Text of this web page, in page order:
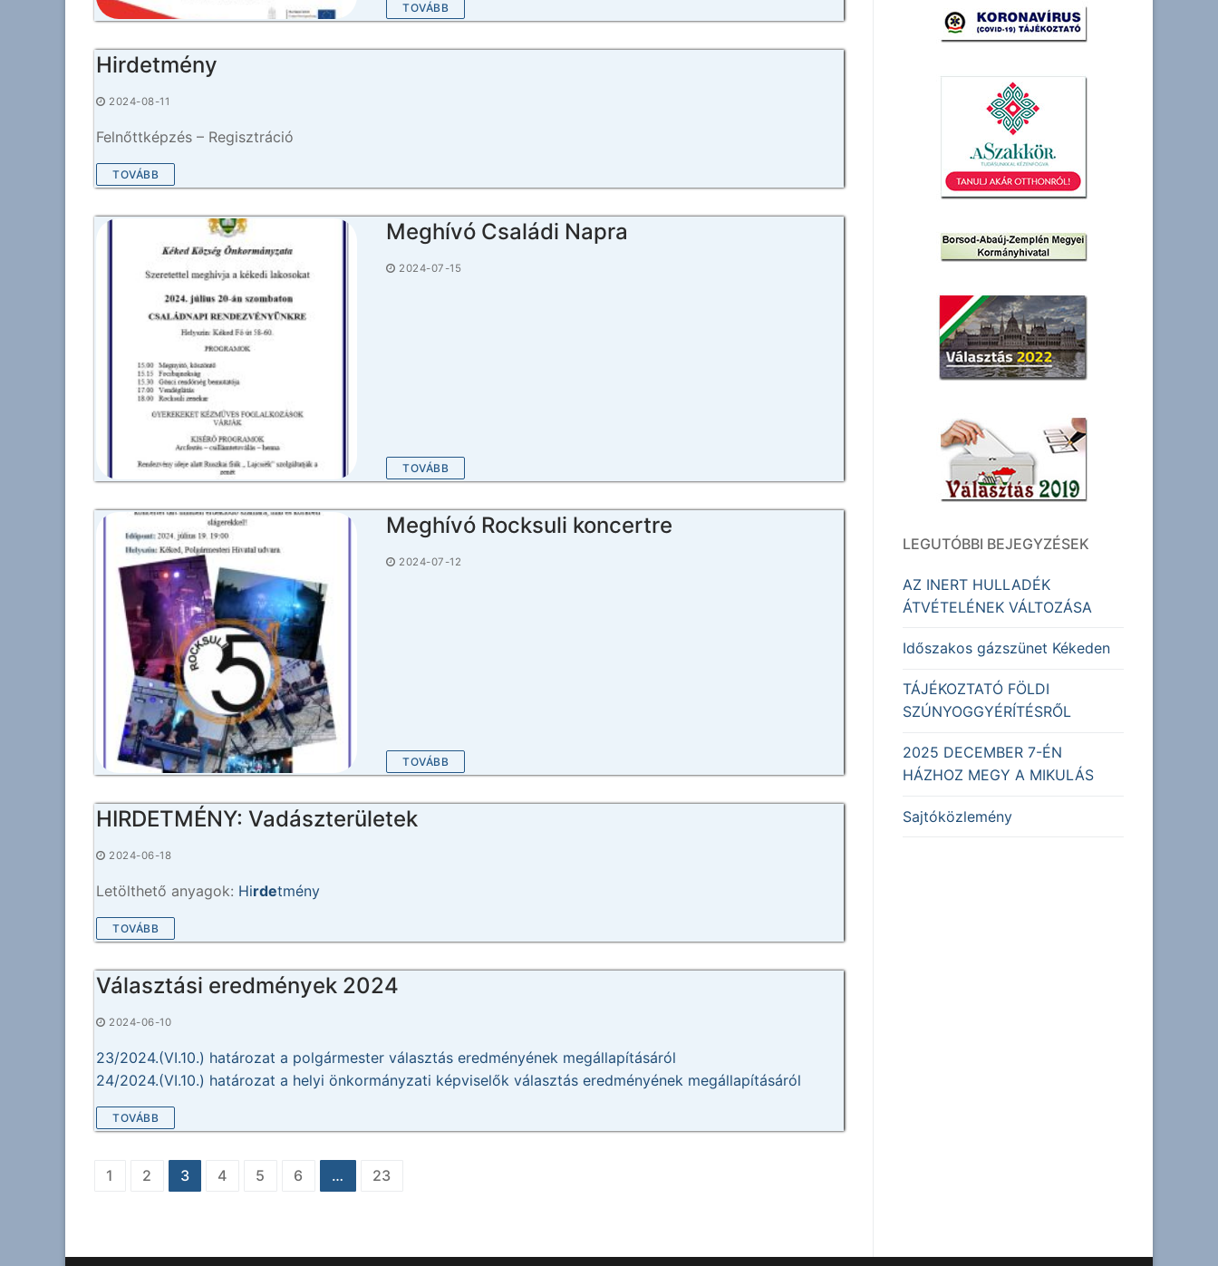
TOVÁBB
Hirdetmény
2024-08-11
Felnőttképzés – Regisztráció
TOVÁBB
Meghívó Családi Napra
2024-07-15
TOVÁBB
Meghívó Rocksuli koncertre
2024-07-12
TOVÁBB
HIRDETMÉNY: Vadászterületek
2024-06-18
Letölthető anyagok: Hirdetmény
TOVÁBB
Választási eredmények 2024
2024-06-10
23/2024.(VI.10.) határozat a polgármester választás eredményének megállapításáról
24/2024.(VI.10.) határozat a helyi önkormányzati képviselők választás eredményének megállapításáról
TOVÁBB
Bejegyzés
1 2 3 4 5 6 … 23
LEGUTÓBBI BEJEGYZÉSEK
AZ INERT HULLADÉK
ÁTVÉTELÉNEK VÁLTOZÁSA
Időszakos gázszünet Kékeden
TÁJÉKOZTATÓ FÖLDI
SZÚNYOGGYÉRÍTÉSRŐL
2025 DECEMBER 7-ÉN
HÁZHOZ MEGY A MIKULÁS
Sajtóközlemény